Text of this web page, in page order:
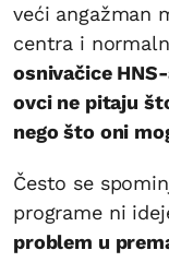
veći angažman
centra i
osnivačice
ovci ne pitaju
nego što oni
Često se
programe ni
problem u